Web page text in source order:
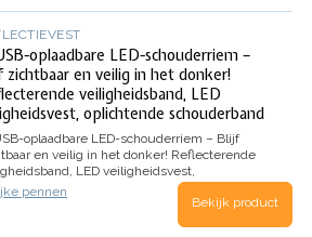
oplaadbare LED-schouderriem –
zichtbaar en veilig in het donker!
veiligheidsband, LED
oplichtende schouderband
oplaadbare LED-schouderriem – Blijf
en veilig in het donker! Reflecterende
LED veiligheidsvest,
schouderband
Wil jij goed zichtbaar
tijdens het hardlopen, fietsen of wandelen in
donker? Dan is deze USB-oplaadbare LED-
pennen
Bekijk product